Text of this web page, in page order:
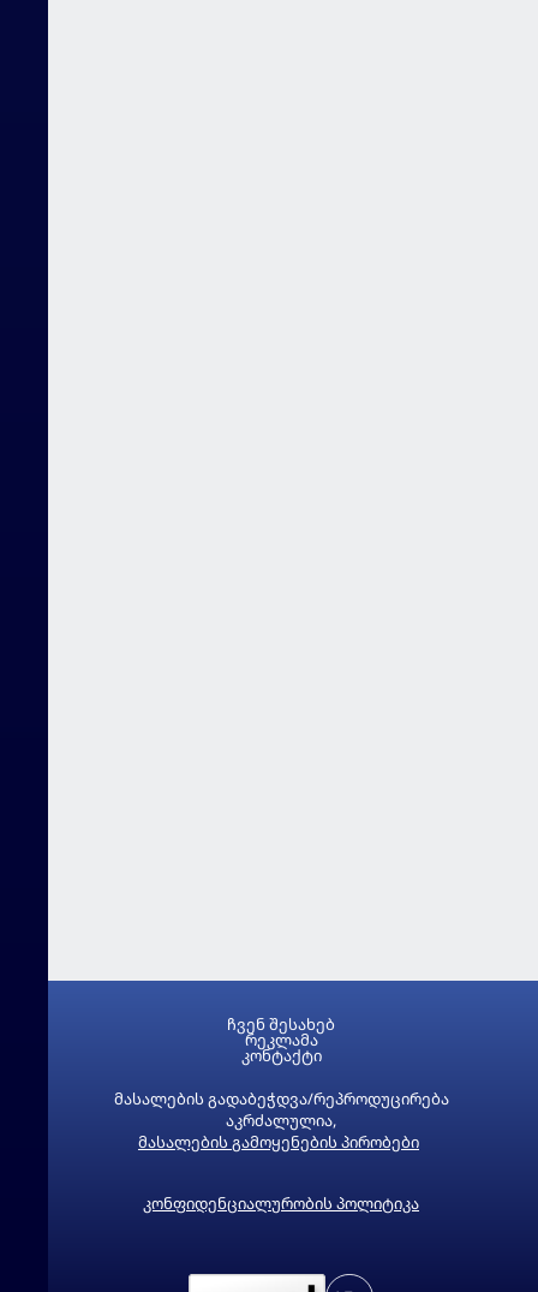
მასალების გადაბეჭდვა/რეპროდუცირება
აკრძალულია,
მასალების გამოყენების პირობები
კონფიდენციალურობის პოლიტიკა
ჩვენ შესახებ
რეკლამა
კონტაქტი